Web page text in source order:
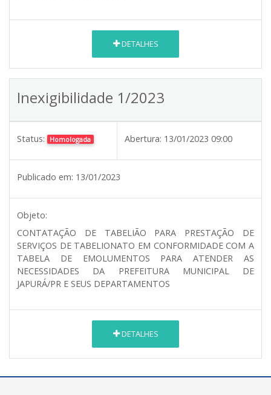
DETALHES
Inexigibilidade 1/2023
Status: Homologada Abertura: 13/01/2023 09:00
Publicado em: 13/01/2023
Objeto:
CONTATAÇÃO DE TABELIÃO PARA PRESTAÇÃO DE
SERVIÇOS DE TABELIONATO EM CONFORMIDADE COM A
TABELA DE EMOLUMENTOS PARA ATENDER AS
NECESSIDADES DA PREFEITURA MUNICIPAL DE
JAPURÁ/PR E SEUS DEPARTAMENTOS
DETALHES